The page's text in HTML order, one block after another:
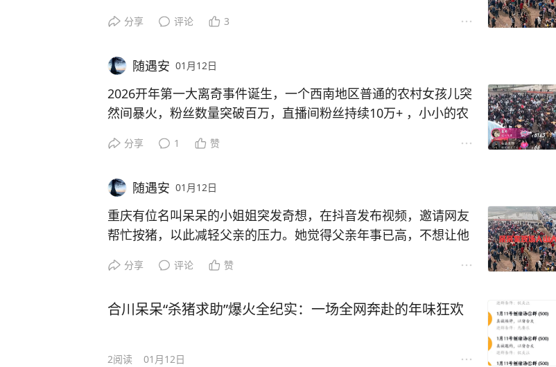
堵得水泄不通。原计划的两头猪根本不够塞牙缝，紧急调了好几头
“闯祸”，全县的交警、文旅、路政都跟着加班善后，又是疏导交通
又是保障秩序。现在就想问呆呆一句：晚上家里睡觉前会不会被老
爹狠狠收拾一顿？
分享 评论 3
随遇安 01月12日
2026开年第一大离奇事件诞生，一个西南地区普通的农村女孩儿突
然间暴火，粉丝数量突破百万，直播间粉丝持续10万+ ，小小的农
席！目前为止，现场持续性火热，吃席人数不断，蹭流量的人数也
分享 1 赞
随遇安 01月12日
重庆有位名叫呆呆的小姐姐突发奇想，在抖音发布视频，邀请网友
帮忙按猪，以此减轻父亲的压力。她觉得父亲年事已高，不想让他
没想到流量突然降临，众多粉丝网友看到视频后，纷纷呼吁到她家
的人也用车拉来桌子板凳，在现场摆满。
帮忙杀猪，尝尝刨锅汤了！
分享 评论 赞
合川呆呆“杀猪求助”爆火全纪实：一场全网奔赴的年味狂欢
2阅读 01月12日